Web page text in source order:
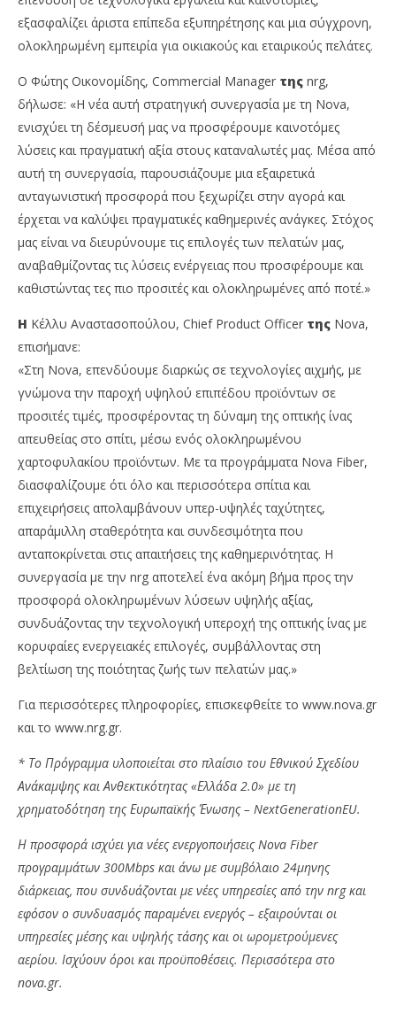
εξασφαλίζει άριστα επίπεδα εξυπηρέτησης και μια σύγχρονη,
ολοκληρωμένη εμπειρία για οικιακούς και εταιρικούς πελάτες.
Ο Φώτης Οικονομίδης, Commercial Manager της nrg,
δήλωσε: «Η νέα αυτή στρατηγική συνεργασία με τη Nova,
ενισχύει τη δέσμευσή μας να προσφέρουμε καινοτόμες
λύσεις και πραγματική αξία στους καταναλωτές μας. Μέσα από
αυτή τη συνεργασία, παρουσιάζουμε μια εξαιρετικά
ανταγωνιστική προσφορά που ξεχωρίζει στην αγορά και
έρχεται να καλύψει πραγματικές καθημερινές ανάγκες. Στόχος
μας είναι να διευρύνουμε τις επιλογές των πελατών μας,
αναβαθμίζοντας τις λύσεις ενέργειας που προσφέρουμε και
καθιστώντας τες πιο προσιτές και ολοκληρωμένες από ποτέ.»
Η Κέλλυ Αναστασοπούλου, Chief Product Officer της Nova,
επισήμανε:
«Στη Nova, επενδύουμε διαρκώς σε τεχνολογίες αιχμής, με
γνώμονα την παροχή υψηλού επιπέδου προϊόντων σε
προσιτές τιμές, προσφέροντας τη δύναμη της οπτικής ίνας
απευθείας στο σπίτι, μέσω ενός ολοκληρωμένου
χαρτοφυλακίου προϊόντων. Με τα προγράμματα Nova Fiber,
διασφαλίζουμε ότι όλο και περισσότερα σπίτια και
επιχειρήσεις απολαμβάνουν υπερ-υψηλές ταχύτητες,
απαράμιλλη σταθερότητα και συνδεσιμότητα που
ανταποκρίνεται στις απαιτήσεις της καθημερινότητας. Η
συνεργασία με την nrg αποτελεί ένα ακόμη βήμα προς την
προσφορά ολοκληρωμένων λύσεων υψηλής αξίας,
συνδυάζοντας την τεχνολογική υπεροχή της οπτικής ίνας με
κορυφαίες ενεργειακές επιλογές, συμβάλλοντας στη
βελτίωση της ποιότητας ζωής των πελατών μας.»
Για περισσότερες πληροφορίες, επισκεφθείτε το www.nova.gr
και το www.nrg.gr.
* Το Πρόγραμμα υλοποιείται στο πλαίσιο του Εθνικού Σχεδίου
Ανάκαμψης και Ανθεκτικότητας «Ελλάδα 2.0» με τη
χρηματοδότηση της Ευρωπαϊκής Ένωσης – NextGenerationEU.
Η προσφορά ισχύει για νέες ενεργοποιήσεις Nova Fiber
προγραμμάτων 300Mbps και άνω με συμβόλαιο 24μηνης
διάρκειας, που συνδυάζονται με νέες υπηρεσίες από την nrg και
εφόσον ο συνδυασμός παραμένει ενεργός – εξαιρούνται οι
υπηρεσίες μέσης και υψηλής τάσης και οι ωρομετρούμενες
αερίου. Ισχύουν όροι και προϋποθέσεις. Περισσότερα στο
nova.gr.